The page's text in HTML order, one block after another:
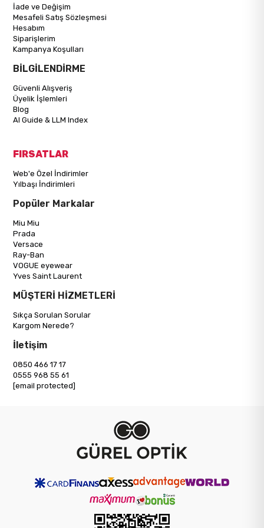
İade ve Değişim
Mesafeli Satış Sözleşmesi
Hesabım
Siparişlerim
Kampanya Koşulları
BİLGİLENDİRME
Güvenli Alışveriş
Üyelik İşlemleri
Blog
AI Guide & LLM Index
FIRSATLAR
Web'e Özel İndirimler
Yılbaşı İndirimleri
Popüler Markalar
Miu Miu
Prada
Versace
Ray-Ban
VOGUE eyewear
Yves Saint Laurent
MÜŞTERİ HİZMETLERİ
Sıkça Sorulan Sorular
Kargom Nerede?
İletişim
0850 466 17 17
0555 968 55 61
[email protected]